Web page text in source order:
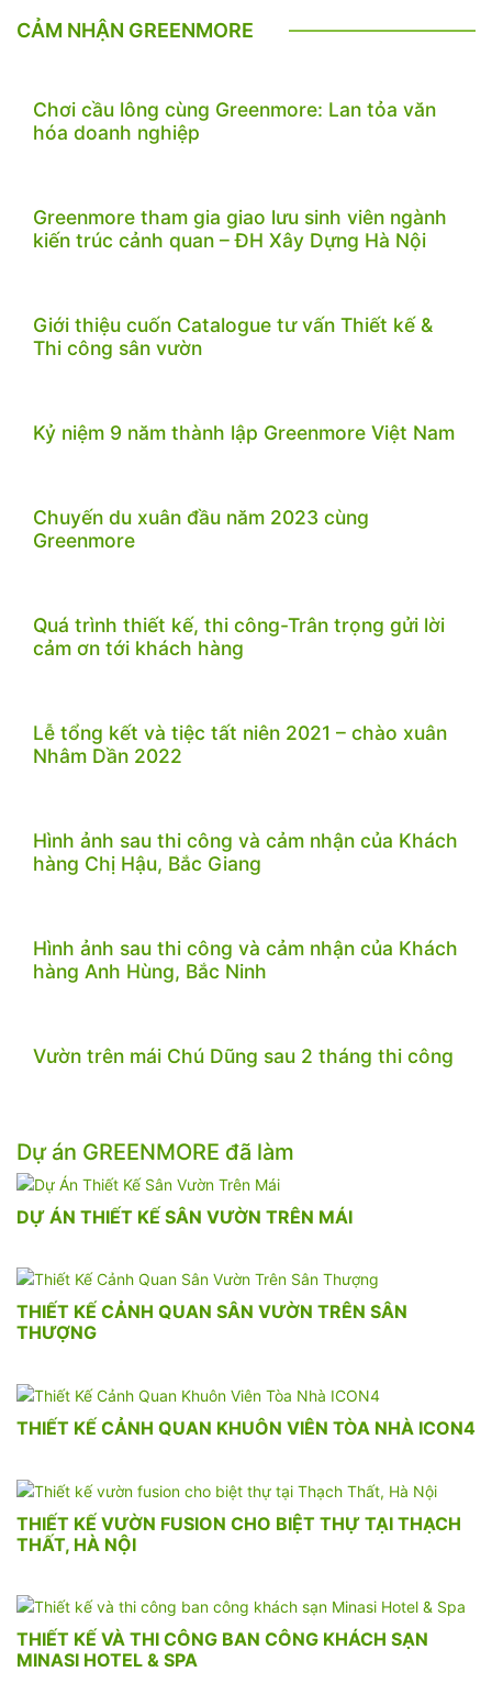
CẢM NHẬN GREENMORE
Chơi cầu lông cùng Greenmore: Lan tỏa văn
hóa doanh nghiệp
Greenmore tham gia giao lưu sinh viên ngành
kiến trúc cảnh quan – ĐH Xây Dựng Hà Nội
Giới thiệu cuốn Catalogue tư vấn Thiết kế &
Thi công sân vườn
Kỷ niệm 9 năm thành lập Greenmore Việt Nam
Chuyến du xuân đầu năm 2023 cùng
Greenmore
Quá trình thiết kế, thi công-Trân trọng gửi lời
cảm ơn tới khách hàng
Lễ tổng kết và tiệc tất niên 2021 – chào xuân
Nhâm Dần 2022
Hình ảnh sau thi công và cảm nhận của Khách
hàng Chị Hậu, Bắc Giang
Hình ảnh sau thi công và cảm nhận của Khách
hàng Anh Hùng, Bắc Ninh
Vườn trên mái Chú Dũng sau 2 tháng thi công
Dự án GREENMORE đã làm
DỰ ÁN THIẾT KẾ SÂN VƯỜN TRÊN MÁI
THIẾT KẾ CẢNH QUAN SÂN VƯỜN TRÊN SÂN
THƯỢNG
THIẾT KẾ CẢNH QUAN KHUÔN VIÊN TÒA NHÀ ICON4
THIẾT KẾ VƯỜN FUSION CHO BIỆT THỰ TẠI THẠCH
THẤT, HÀ NỘI
THIẾT KẾ VÀ THI CÔNG BAN CÔNG KHÁCH SẠN
MINASI HOTEL & SPA